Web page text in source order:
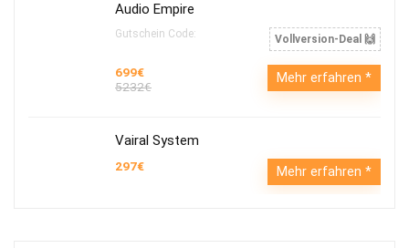
Audio Empire
Gutschein Code: Vollversion-Deal 🙌
699€
5232€
Mehr erfahren
Vairal System
297€ Mehr erfahren